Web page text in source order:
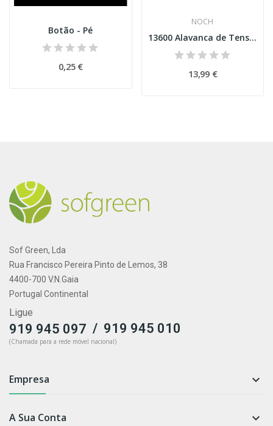
Botão - Pé
0,25 €
NOCH
13600 Alavanca de Tensão de Desvio
13,99 €
Sof Green, Lda
Rua Francisco Pereira Pinto de Lemos, 38
4400-700 V.N.Gaia
Portugal Continental
Ligue
919 945 097 / 919 945 010
(Chamada para a rede móvel nacional)
Empresa 
A Sua Conta 